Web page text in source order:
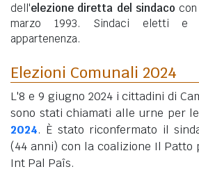
dell'elezione diretta del sindaco
marzo 1993. Sindaci eletti
appartenenza.
Elezioni Comunali 2024
L'8 e 9 giugno 2024 i cittadini di
sono stati chiamati alle urne per le
2024. È stato riconfermato il
(44 anni) con la coalizione Il Patto
Int Pal Paîs.